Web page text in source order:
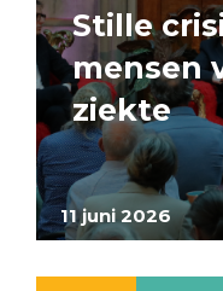
11 juni 2026
Stille
mensen
ziekte